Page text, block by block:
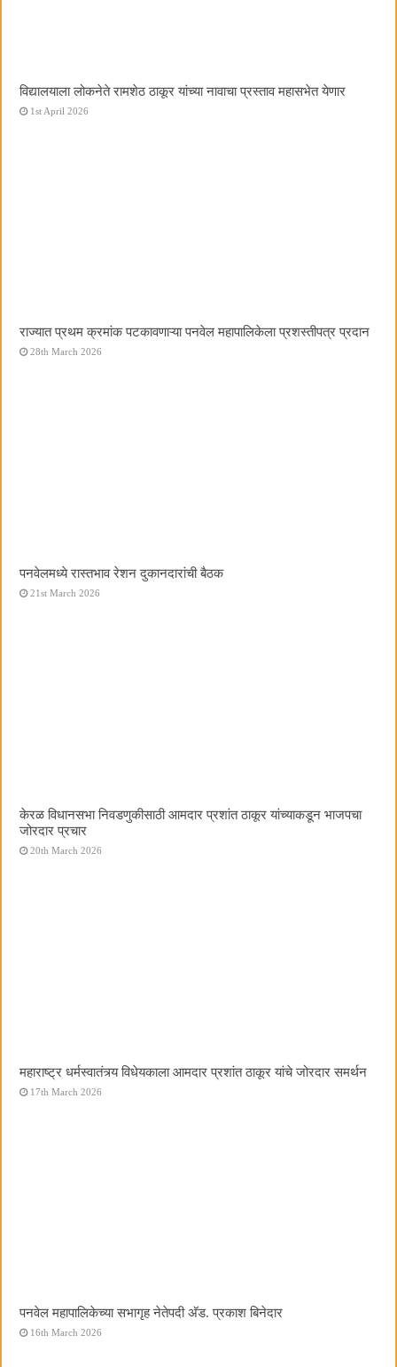
विद्यालयाला लोकनेते रामशेठ ठाकूर यांच्या नावाचा प्रस्ताव महासभेत येणार
1st April 2026
राज्यात प्रथम क्रमांक पटकावणाऱ्या पनवेल महापालिकेला प्रशस्तीपत्र प्रदान
28th March 2026
पनवेलमध्ये रास्तभाव रेशन दुकानदारांची बैठक
21st March 2026
केरळ विधानसभा निवडणुकीसाठी आमदार प्रशांत ठाकूर यांच्याकडून भाजपचा
जोरदार प्रचार
20th March 2026
महाराष्ट्र धर्मस्वातंत्र्य विधेयकाला आमदार प्रशांत ठाकूर यांचे जोरदार समर्थन
17th March 2026
पनवेल महापालिकेच्या सभागृह नेतेपदी अ‍ॅड. प्रकाश बिनेदार
16th March 2026